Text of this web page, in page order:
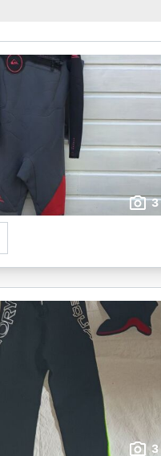
3
3